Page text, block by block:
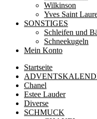
Wilkinson
Yves Saint
SONSTIGES
Schleifen und
Schneekugeln
Mein Konto
Startseite
Chanel
Estee Lauder
Diverse
SCHMUCK